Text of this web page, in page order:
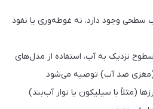
سطحی وجود دارد، نه غوطه‌وری یا نفوذ
نزدیک به آب، استفاده از مدل‌های
(مثلاً با سیلیکون یا نوار آب‌بند)